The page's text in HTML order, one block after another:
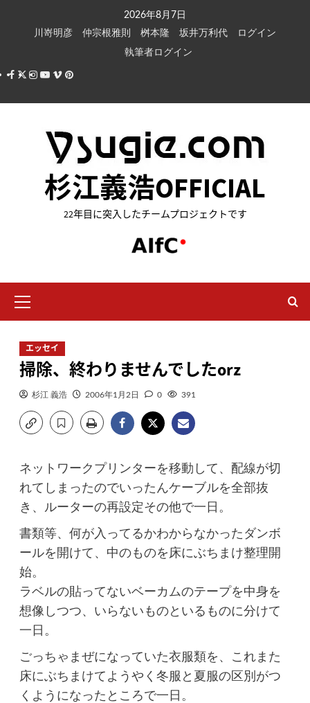
キ
2026年8月7日
川嵜明彦
仲宗根雅則 桝本隆 坂井万利代
ログイン
執筆者ログイン
Facebook
X Instagram
Youtube
VimeoPinterest
杉江義浩OFFICIAL
22年目に突入したチームプロジェクトです
イ
ン
ニ
ュ
ー
エッセイ
掃除、終わりませんでしたorz
杉江 義浩 2006年1月2日 0 391
ネットワークプリンターを移動して、配線が切
れてしまったのでいったんケーブルを全部抜
き、ルーターの再設定その他で一日。
書類等、何が入ってるかわからなかったダンボ
ールを開けて、中のものを床にぶちまけ整理開
始。
ラベルの貼ってないベーカムのテープを中身を
想像しつつ、いらないものといるものに分けて
一日。
ごっちゃまぜになっていた衣服類を、これまた
床にぶちまけてようやく冬服と夏服の区別がつ
くようになったところで一日。